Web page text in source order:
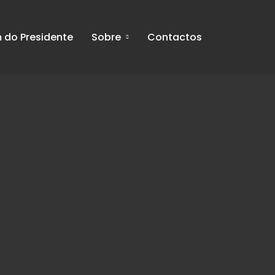
do Presidente Sobre Contactos